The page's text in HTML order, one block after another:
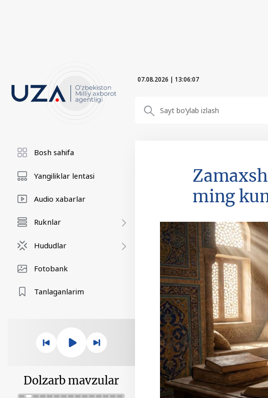
07.08.2026 | 13:06:08
Bosh sahifa
Yangiliklar lentasi
Audio xabarlar
Ruknlar
Hududlar
Fotobank
Tanlaganlarim
Dolzarb mavzular
ming